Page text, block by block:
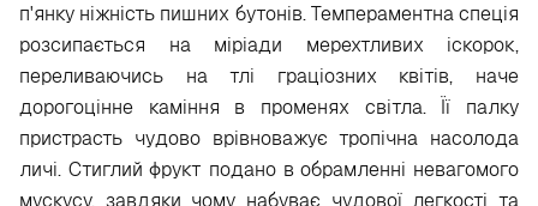
п'янку ніжність пишних бутонів. Темпераментна спеція
розсипається на міріади мерехтливих іскорок,
переливаючись на тлі граціозних квітів, наче
дорогоцінне каміння в променях світла. Її палку
пристрасть чудово врівноважує тропічна насолода
личі. Стиглий фрукт подано в обрамленні невагомого
мускусу, завдяки чому набуває чудової легкості та